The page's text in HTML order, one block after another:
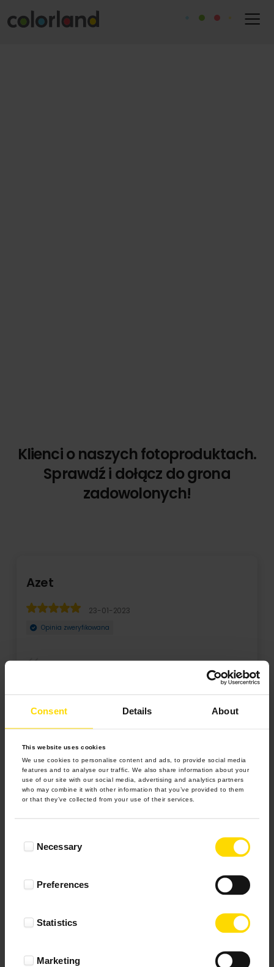
Consent Details About
This website uses cookies
We use cookies to personalise content and ads, to provide social media
features and to analyse our traffic. We also share information about your
use of our site with our social media, advertising and analytics partners
who may combine it with other information that you’ve provided to them
or that they’ve collected from your use of their services.
SelectionNecessary
Preferences
Statistics
Marketing
Klienci o naszych fotoproduktach.
Sprawdź i dołącz do grona
zadowolonych!
23-01-2023
zweryfikowana
4.9 z 5.0
Najbardziej pomocne oceny, które doradzą Ci